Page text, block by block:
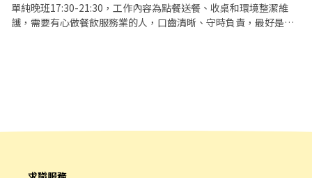
單純晚班17:30-21:30，工作內容為點餐送餐、收桌和環境整潔維
護，需要有心做餐飲服務業的人，口齒清晰、守時負責，最好是假